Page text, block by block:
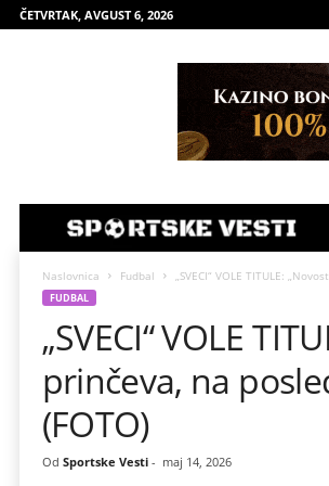
ČETVRTAK, AVGUST 6, 2026
Naslovnica Fudbal „SVECI“ VOLE TITULE:
FUDBAL
„SVECI“ VOLE
prinčeva, na
(FOTO)
Od Sportske Vesti- maj 14, 2026